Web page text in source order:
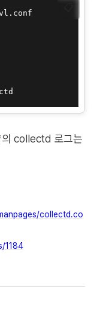
collectd 로그는
collectd.co
1184